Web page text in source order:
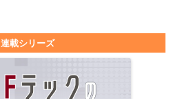
連載シリーズ